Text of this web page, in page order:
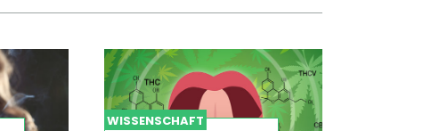
WISSENSCHAFT